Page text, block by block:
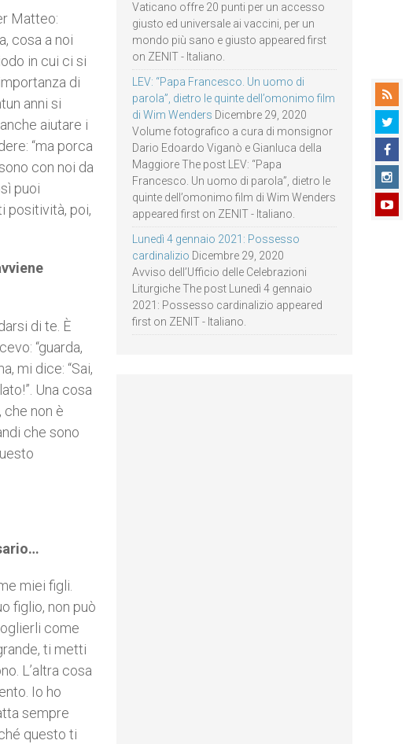
Matteo:
cosa a noi
in cui ci si
di
anni si
aiutare i
“ma porca
con noi da
puoi
positività, poi,
di te. È
“guarda,
mi dice: “Sai,
Una cosa
non è
che sono
miei figli.
figlio, non può
come
ti metti
L’altra cosa
Io ho
sempre
questo ti
Vaticano offre 20 punti per un accesso
giusto ed universale ai vaccini, per un
mondo più sano e giusto appeared first
on ZENIT - Italiano.
LEV: “Papa Francesco. Un uomo di
parola”, dietro le quinte dell’omonimo film
di Wim Wenders Dicembre 29, 2020
Volume fotografico a cura di monsignor
Dario Edoardo Viganò e Gianluca della
Maggiore The post LEV: “Papa
Francesco. Un uomo di parola”, dietro le
quinte dell’omonimo film di Wim Wenders
appeared first on ZENIT - Italiano.
Lunedì 4 gennaio 2021: Possesso
cardinalizio Dicembre 29, 2020
Avviso dell’Ufficio delle Celebrazioni
Liturgiche The post Lunedì 4 gennaio
2021: Possesso cardinalizio appeared
first on ZENIT - Italiano.